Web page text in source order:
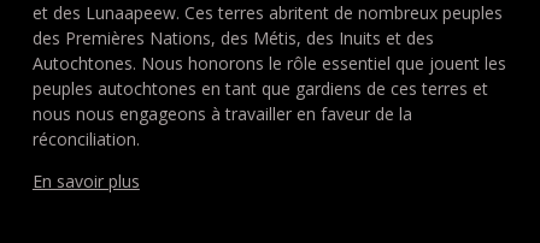
et des Lunaapeew. Ces terres abritent de nombreux peuples
des Premières Nations, des Métis, des Inuits et des
Autochtones. Nous honorons le rôle essentiel que jouent les
peuples autochtones en tant que gardiens de ces terres et
nous nous engageons à travailler en faveur de la
réconciliation.
En savoir plus